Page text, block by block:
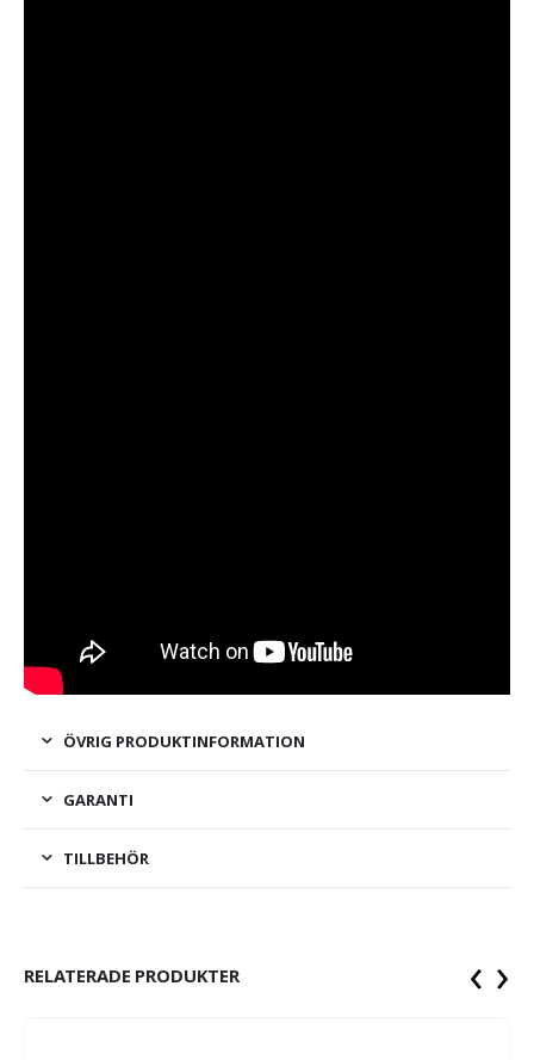
ÖVRIG PRODUKTINFORMATION
GARANTI
TILLBEHÖR
RELATERADE PRODUKTER ‹ ›